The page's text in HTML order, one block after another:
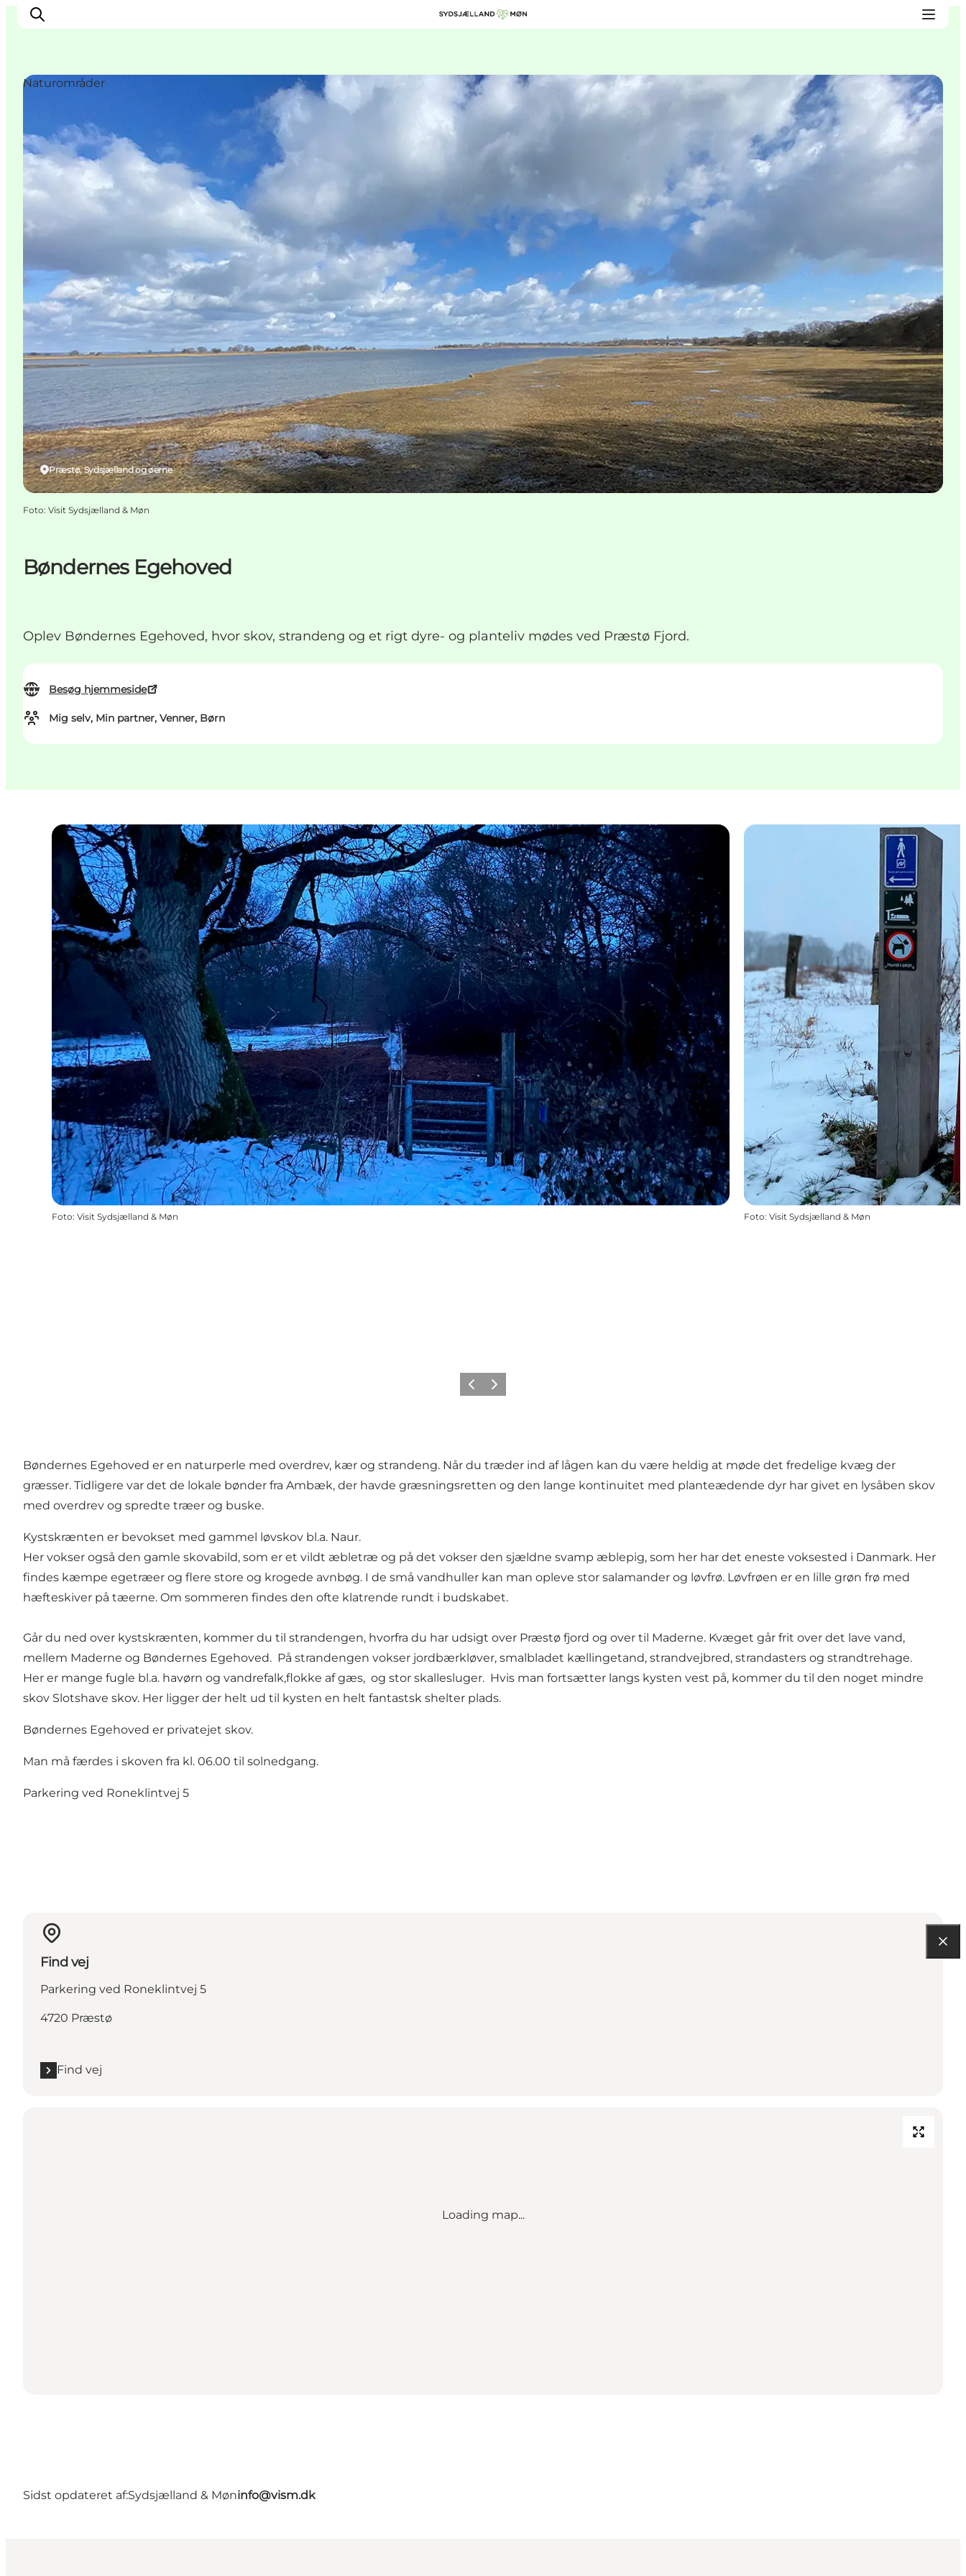
Oplev
Byer og steder
Events
Overnat
Planlæg din tur
Bøndernes Egehoved
Oplev Bøndernes Egehoved, hvor skov, strandeng og et rigt dyre- og planteliv mødes ved Præstø Fjord.
Besøg hjemmeside
Mig selv, Min partner, Venner, Børn
Præstø, Sydsjælland og øerne
Naturområder
Foto: Visit Sydsjælland & Møn
Foto: Visit Sydsjælland & Møn Foto: Visit Sydsjælland & Møn
ForrigeNæste
Bøndernes Egehoved er en naturperle med overdrev, kær og strandeng. Når du træder ind af lågen kan du være heldig at møde det fredelige kvæg der
græsser. Tidligere var det de lokale bønder fra Ambæk, der havde græsningsretten og den lange kontinuitet med planteædende dyr har givet en lysåben skov
med overdrev og spredte træer og buske.
Kystskrænten er bevokset med gammel løvskov bl.a. Naur.
Her vokser også den gamle skovabild, som er et vildt æbletræ og på det vokser den sjældne svamp æblepig, som her har det eneste voksested i Danmark. Her
findes kæmpe egetræer og flere store og krogede avnbøg. I de små vandhuller kan man opleve stor salamander og løvfrø. Løvfrøen er en lille grøn frø med
hæfteskiver på tæerne. Om sommeren findes den ofte klatrende rundt i budskabet.
Går du ned over kystskrænten, kommer du til strandengen, hvorfra du har udsigt over Præstø fjord og over til Maderne. Kvæget går frit over det lave vand,
mellem Maderne og Bøndernes Egehoved. På strandengen vokser jordbærkløver, smalbladet kællingetand, strandvejbred, strandasters og strandtrehage.
Her er mange fugle bl.a. havørn og vandrefalk,flokke af gæs, og stor skallesluger. Hvis man fortsætter langs kysten vest på, kommer du til den noget mindre
skov Slotshave skov. Her ligger der helt ud til kysten en helt fantastsk shelter plads.
Bøndernes Egehoved er privatejet skov.
Man må færdes i skoven fra kl. 06.00 til solnedgang.
Parkering ved Roneklintvej 5
Find vej
Parkering ved Roneklintvej 5
4720 Præstø
Find vej
Loading map...
Sidst opdateret af:Sydsjælland & Møninfo@vism.dk